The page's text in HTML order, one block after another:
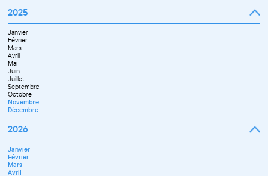
Juillet
Septembre
Octobre
Novembre
Décembre
Mars
Avril
Juin
Septembre
Octobre
Novembre
Décembre
Janvier
Mars
Avril
Mai
Juin
Juillet
Septembre
Novembre
Décembre
2025
Janvier
Février
Mars
Avril
Mai
Juin
Juillet
Septembre
Octobre
Novembre
Décembre
2026
Janvier
Février
Mars
Avril